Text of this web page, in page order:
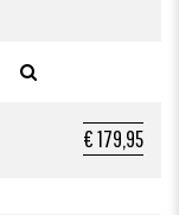
€ 179,95